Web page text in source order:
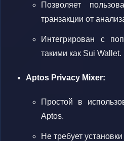
Позволяет
транзакции от
Интегрирован с
такими как Sui Wallet.
Aptos Privacy Mixer:
Простой в
Aptos.
Не требует